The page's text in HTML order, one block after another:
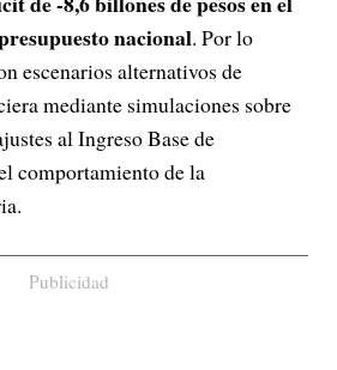
nacional. Por lo
escenarios alternativos de
mediante simulaciones sobre
al Ingreso Base de
comportamiento de la
Publicidad